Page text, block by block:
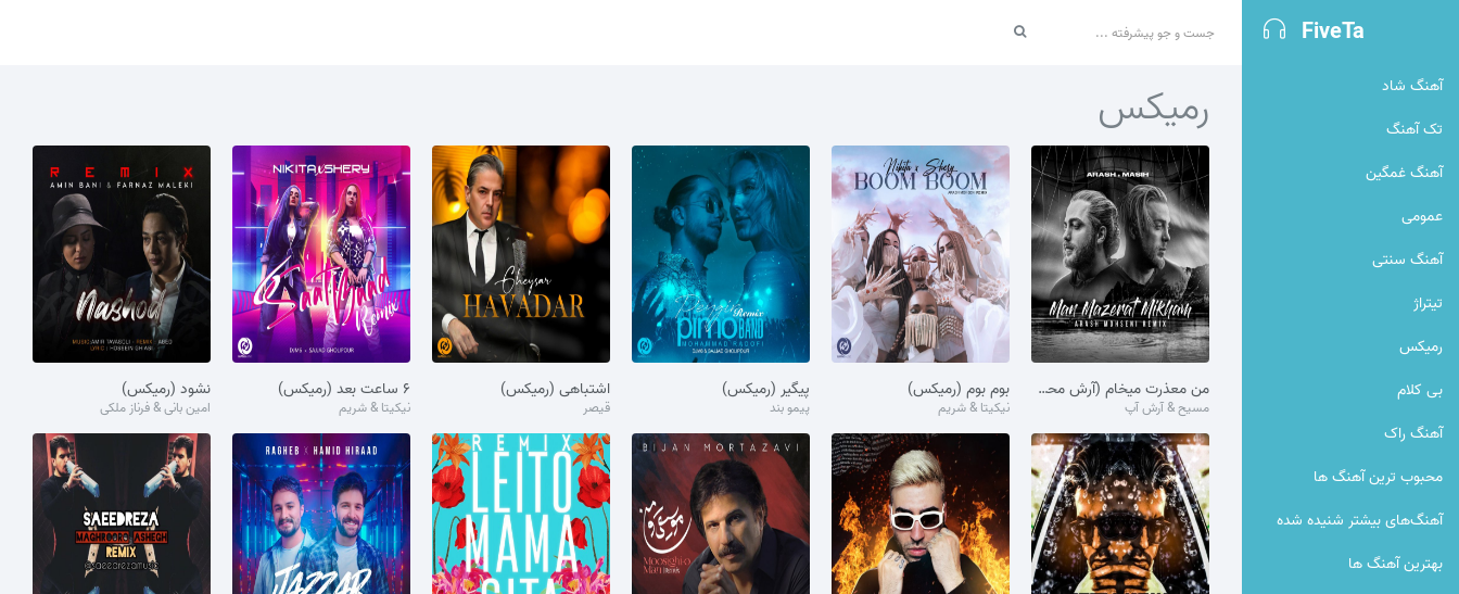
FiveTa
آهنگ شاد
تک آهنگ
آهنگ غمگین
عمومی
آهنگ سنتی
تيتراژ
رمیکس
بی کلام
آهنگ راک
محبوب ترین آهنگ ها
آهنگ‌های بیشتر شنیده شده
بهترین آهنگ ها
رمیکس
من معذرت میخام (آرش محسنی رمیکس)
مسیح & آرش آپ
بوم بوم (رمیکس)
نیکیتا & شریم
پیگیر (رمیکس)
پیمو بند
اشتباهی (رمیکس)
قیصر
۶ ساعت بعد (رمیکس)
نیکیتا & شریم
نشود (رمیکس)
امین بانی & فرناز ملکی